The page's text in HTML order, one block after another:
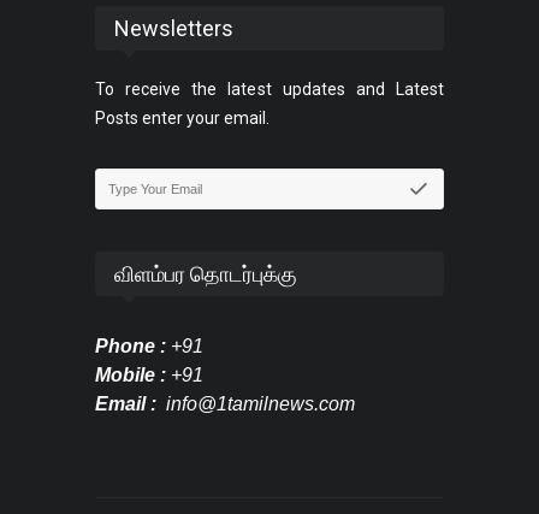
Newsletters
To receive the latest updates and Latest
Posts enter your email.
விளம்பர தொடர்புக்கு
Phone : +91
Mobile : +91
Email : info@1tamilnews.com